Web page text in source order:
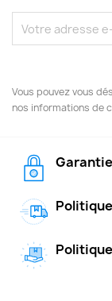
Vous pouvez vous
nos informations de